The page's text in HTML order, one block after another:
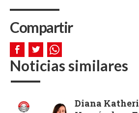
Compartir
Noticias similares
Diana